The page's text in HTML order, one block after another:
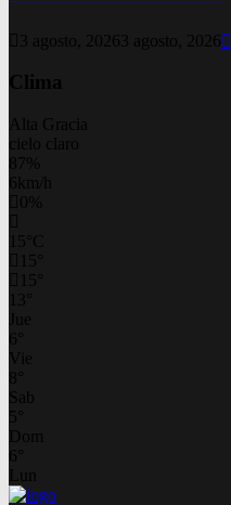
3 agosto, 2026 3 agosto, 2026
Clima
Alta Gracia
cielo claro
87%
6km/h
0%
15 C
15
15
13
Jue
6
Vie
8
Sab
5
Dom
6
Lun